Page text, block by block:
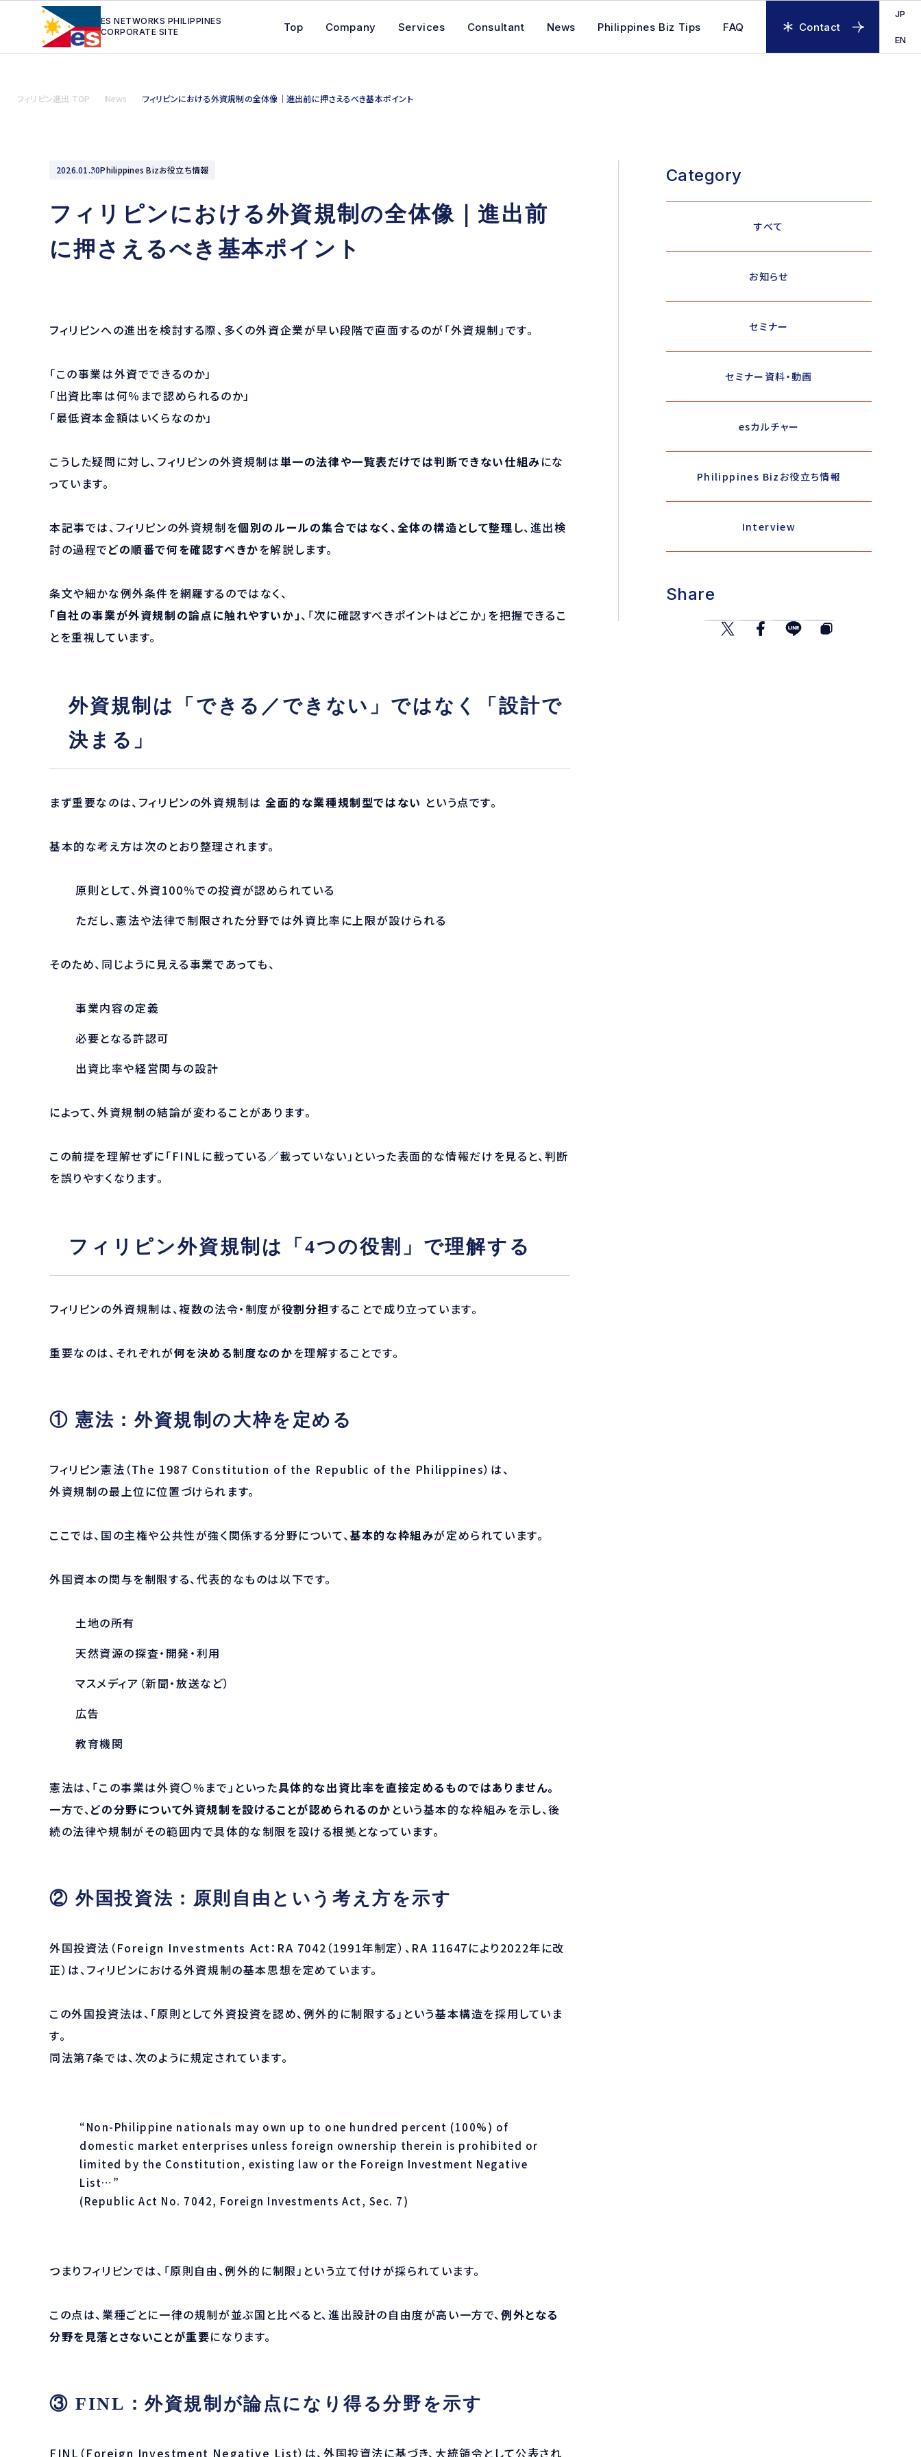
ES NETWORKS PHILIPPINES
CORPORATE SITE
Top Company ​Services Consultant News Philippines Biz Tips FAQ Contact
JP
EN
フィリピン進出 TOP News フィリピンにおける外資規制の全体像｜進出前に押さえるべき基本ポイント
2026.01.30Philippines Bizお役立ち情報
フィリピンにおける外資規制の全体像｜進出前
に押さえるべき基本ポイント
フィリピンへの進出を検討する際、多くの外資企業が早い段階で直面するのが「外資規制」です。
「この事業は外資でできるのか」
「出資比率は何％まで認められるのか」
「最低資本金額はいくらなのか」
こうした疑問に対し、フィリピンの外資規制は単一の法律や一覧表だけでは判断できない仕組みにな
っています。
本記事では、フィリピンの外資規制を個別のルールの集合ではなく、全体の構造として整理 し、進出検
討の過程でどの順番で何を確認すべきかを解説します。
条文や細かな例外条件を網羅するのではなく、
「自社の事業が外資規制の論点に触れやすいか」、「次に確認すべきポイントはどこか」を把握できるこ
とを重視しています。
外資規制は「できる／できない」ではなく「設計で
決まる」
まず重要なのは、フィリピンの外資規制は全面的な業種規制型ではない という点です。
基本的な考え方は次のとおり整理されます。
原則として、外資100％での投資が認められている
ただし、憲法や法律で制限された分野では外資比率に上限が設けられる
そのため、同じように見える事業であっても、
事業内容の定義
必要となる許認可
出資比率や経営関与の設計
によって、外資規制の結論が変わることがあります。
この前提を理解せずに「FINLに載っている／載っていない」といった表面的な情報だけを見ると、判断
を誤りやすくなります。
フィリピン外資規制は「4つの役割」で理解する
フィリピンの外資規制は、複数の法令・制度が役割分担することで成り立っています。
重要なのは、それぞれが何を決める制度なのかを理解することです。
① 憲法：外資規制の大枠を定める
フィリピン憲法（The 1987 Constitution of the Republic of the Philippines）は、
外資規制の最上位に位置づけられます。
ここでは、国の主権や公共性が強く関係する分野について、基本的な枠組みが定められています。
外国資本の関与を制限する、代表的なものは以下です。
土地の所有
天然資源の探査・開発・利用
マスメディア（新聞・放送など）
広告
教育機関
憲法は、「この事業は外資〇％まで」といった具体的な出資比率を直接定めるものではありません。
一方で、どの分野について外資規制を設けることが認められるのか という基本的な枠組みを示し、後
続の法律や規制がその範囲内で具体的な制限を設ける根拠となっています。
② 外国投資法：原則自由という考え方を示す
外国投資法（Foreign Investments Act：RA 7042（1991年制定）、RA 11647により2022年に改
正）は、フィリピンにおける外資規制の基本思想を定めています。
この外国投資法は、「原則として外資投資を認め、例外的に制限する」という基本構造を採用していま
す。
同法第7条では、次のように規定されています。
“Non-Philippine nationals may own up to one hundred percent (100%) of
domestic market enterprises unless foreign ownership therein is prohibited or
limited by the Constitution, existing law or the Foreign Investment Negative
List…”
(Republic Act No. 7042, Foreign Investments Act, Sec. 7)
つまりフィリピンでは、「原則自由、例外的に制限」という立て付けが採られています。
この点は、業種ごとに一律の規制が並ぶ国と比べると、進出設計の自由度が高い一方で、例外となる
分野を見落とさないことが重要になります。
③ FINL：外資規制が論点になり得る分野を示す
FINL（Foreign Investment Negative List）は、外国投資法に基づき、大統領令として公表され
Category
すべて
お知らせ
セミナー
セミナー資料・動画
esカルチャー
Philippines Bizお役立ち情報
Interview
Share